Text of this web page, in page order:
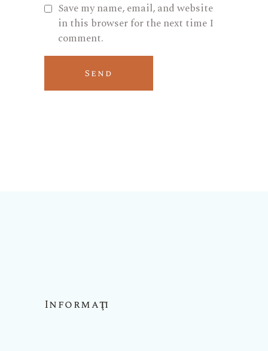
Save my name, email, and website
in this browser for the next time I
comment.
Informaţii